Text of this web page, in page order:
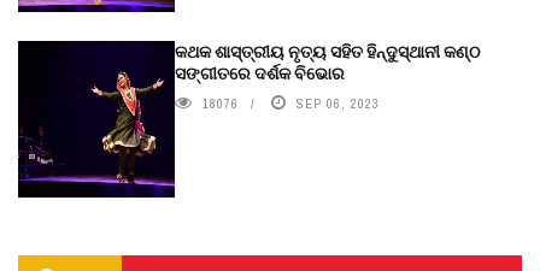
କଥକ ଶାସ୍ତ୍ରୀୟ ନୃତ୍ୟ ସହିତ ହିନ୍ଦୁସ୍ଥାନୀ କଣ୍ଠ
ସଙ୍ଗୀତରେ ଦର୍ଶକ ବିଭୋର
18076 SEP 06, 2023